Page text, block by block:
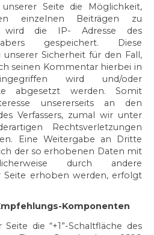
Seite die Möglichkeit,
einzelnen Beiträgen zu
wird die IP- Adresse des
gespeichert. Diese
Sicherheit für den Fall,
seinen Kommentar hierbei in
wird und/oder
abgesetzt werden. Somit
unsererseits an den
Verfassers, zumal wir unter
Rechtsverletzungen
Eine Weitergabe an Dritte
der so erhobenen Daten mit
durch andere
Seite erhoben werden, erfolgt
Komponenten
die “+1”-Schaltfläche des